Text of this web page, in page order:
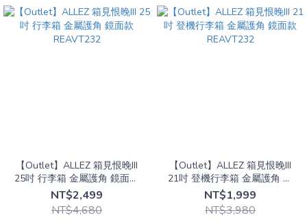
【Outlet】ALLEZ 箱見恨晚III
25吋 行李箱 金屬護角 鏡面款
REAVT232
NT$2,499
NT$4,680
【Outlet】ALLEZ 箱見恨晚III
21吋 登機行李箱 金屬護角 鏡
面款 REAVT232
NT$1,999
NT$3,980